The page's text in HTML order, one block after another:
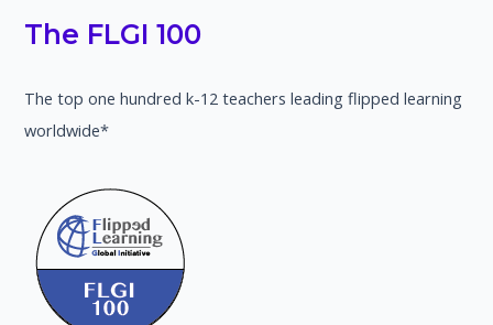
The FLGI 100
The top one hundred k-12 teachers leading flipped learning
worldwide*